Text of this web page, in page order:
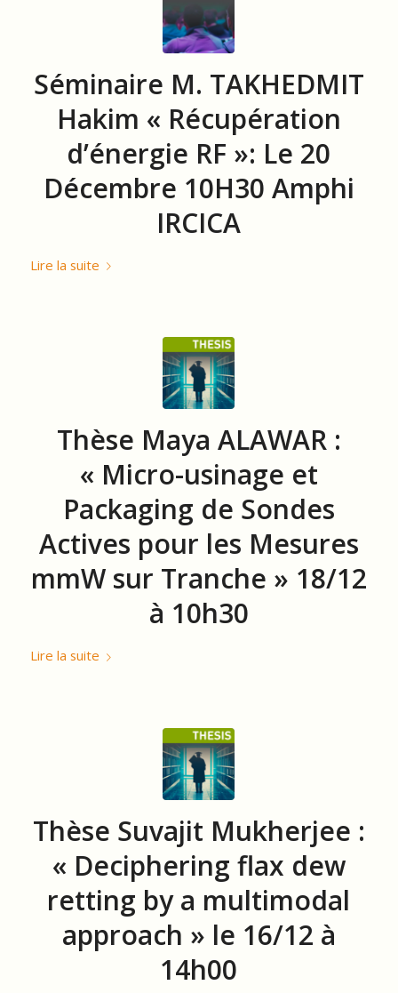
Séminaire M. TAKHEDMIT
Hakim « Récupération
d’énergie RF »: Le 20
Décembre 10H30 Amphi
IRCICA
Lire la suite
Thèse Maya ALAWAR :
« Micro-usinage et
Packaging de Sondes
Actives pour les Mesures
mmW sur Tranche » 18/12
à 10h30
Lire la suite
Thèse Suvajit Mukherjee :
« Deciphering flax dew
retting by a multimodal
approach » le 16/12 à
14h00